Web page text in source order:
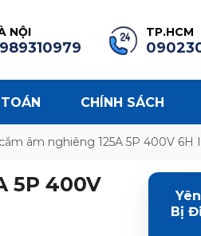
NỘI TP.HCM
CHÍNH SÁCH
âm nghiêng 125A 5P 400V 6H
5P 400V
Bị